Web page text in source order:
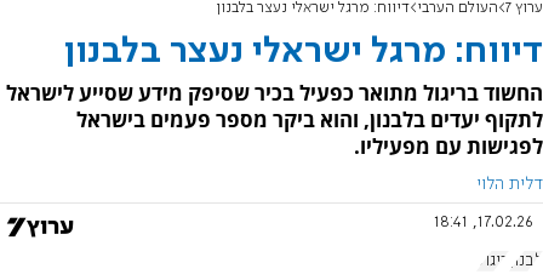
ערוץ 7 העולם הערבי דיווח: מרגל ישראלי נעצר בלבנון
דיווח: מרגל ישראלי נעצר בלבנון
החשוד בריגול מתואר כפעיל בכיר שסיפק מידע שסייע לישראל
לתקוף יעדים בלבנון, והוא ביקר מספר פעמים בישראל
לפגישות עם מפעיליו.
דלית הלוי
17.02.26, 18:41
לבנון ריגול